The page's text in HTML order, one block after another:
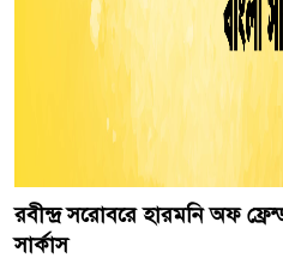
রবীন্দ্র সরোবরে হারমনি অফ
সার্কাস